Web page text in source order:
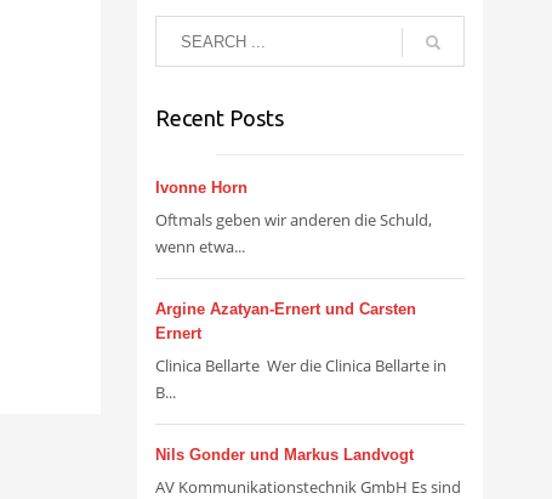
Recent Posts
Ivonne Horn
Oftmals geben wir anderen die Schuld,
wenn etwa...
Argine Azatyan-Ernert und Carsten
Ernert
Clinica Bellarte Wer die Clinica Bellarte in
B...
Nils Gonder und Markus Landvogt
AV Kommunikationstechnik GmbH Es sind